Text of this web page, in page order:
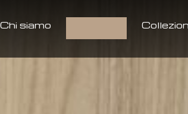
Chi siamo